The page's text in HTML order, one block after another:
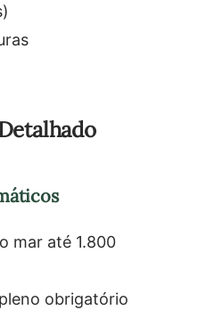
mar até 1.800
obrigatório